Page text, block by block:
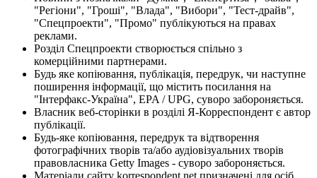
"Регіони", "Гроші", "Влада", "Вибори", "Тест-драйв",
"Спецпроекти", "Промо" публікуються на правах
реклами.
Розділ Спецпроекти створюється спільно з
комерційними партнерами.
Будь яке копіювання, публікація, передрук, чи наступне
поширення інформації, що містить посилання на
"Інтерфакс-Україна", EPA / UPG, суворо забороняється.
Власник веб-сторінки в розділі Я-Корреспондент є автор
публікації.
Будь-яке копіювання, передрук та відтворення
фотографічних творів та/або аудіовізуальних творів
правовласника Getty Images - суворо забороняється.